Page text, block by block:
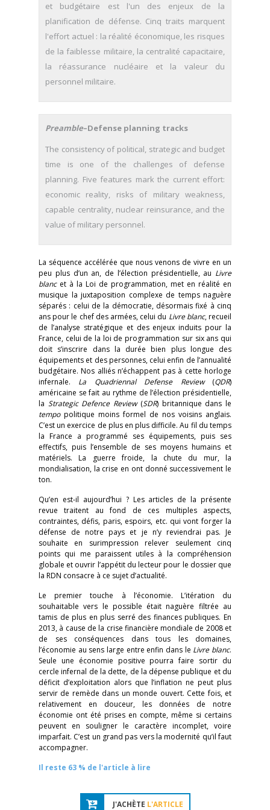
et budgétaire est l'un des enjeux de la
planification de défense. Cinq traits marquent
l'effort actuel : la réalité économique, les risques
de la faiblesse militaire, la centralité capacitaire,
la réassurance nucléaire et la valeur du
personnel militaire.
Preamble–Defense planning tracks
The consistency of political, strategic and budget
time is one of the challenges of defense
planning. Five features mark the current effort:
economic reality, risks of military weakness,
capable centrality, nuclear reinsurance, and the
value of military personnel.
La séquence accélérée que nous venons de vivre en un
peu plus d’un an, de l’élection présidentielle, au Livre
blancet à la Loi de programmation, met en réalité en
musique la juxtaposition complexe de temps naguère
séparés : celui de la démocratie, désormais fixé à cinq
ans pour le chef des armées, celui du Livre blanc, recueil
de l’analyse stratégique et des enjeux induits pour la
France, celui de la loi de programmation sur six ans qui
doit s’inscrire dans la durée bien plus longue des
équipements et des personnes, celui enfin de l’annualité
budgétaire. Nos alliés n’échappent pas à cette horloge
infernale. La Quadriennal Defense Review(QDR)
américaine se fait au rythme de l’élection présidentielle,
la Strategic Defence Review(SDR) britannique dans le
tempopolitique moins formel de nos voisins anglais.
C’est un exercice de plus en plus difficile. Au fil du temps
la France a programmé ses équipements, puis ses
effectifs, puis l’ensemble de ses moyens humains et
matériels. La guerre froide, la chute du mur, la
mondialisation, la crise en ont donné successivement le
ton.
Qu’en est-il aujourd’hui ? Les articles de la présente
revue traitent au fond de ces multiples aspects,
contraintes, défis, paris, espoirs, etc. qui vont forger la
défense de notre pays et je n’y reviendrai pas. Je
souhaite en surimpression relever seulement cinq
points qui me paraissent utiles à la compréhension
globale et ouvrir l’appétit du lecteur pour le dossier que
la RDN consacre à ce sujet d’actualité.
Le premier touche à l’économie. L’itération du
souhaitable vers le possible était naguère filtrée au
tamis de plus en plus serré des finances publiques. En
2013, à cause de la crise financière mondiale de 2008 et
de ses conséquences dans tous les domaines,
l’économie au sens large entre enfin dans le Livre blanc.
Seule une économie positive pourra faire sortir du
cercle infernal de la dette, de la dépense publique et du
déficit d’exploitation alors que l’inflation ne peut plus
servir de remède dans un monde ouvert. Cette fois, et
relativement en douceur, les données de notre
économie ont été prises en compte, même si certains
peuvent en souligner le caractère incomplet, voire
imparfait. C’est un grand pas vers la modernité qu’il faut
accompagner.
Il reste 63 % de l'article à lire
J'ACHÈTE L'ARTICLE